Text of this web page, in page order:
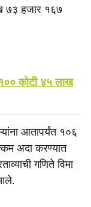
७३ हजार १६७
कोटी ४५ लाख
आतापर्यंत १०६
अदा करण्यात
गणिते विमा